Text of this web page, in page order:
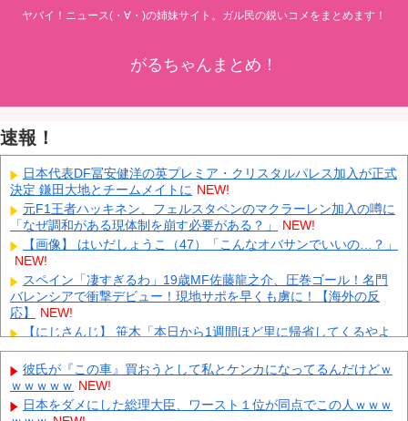
ヤバイ！ニュース(・∀・)の姉妹サイト。ガル民の鋭いコメをまとめます！
がるちゃんまとめ！
速報！
日本代表DF冨安健洋の英プレミア・クリスタルパレス加入が正式
決定 鎌田大地とチームメイトに NEW!
元F1王者ハッキネン、フェルスタペンのマクラーレン加入の噂に
「なぜ調和がある現体制を崩す必要がある？」
NEW!
【画像】 はいだしょうこ（47）「こんなオバサンでいいの…？」
NEW!
スペイン「凄すぎるわ」19歳MF佐藤龍之介、圧巻ゴール！名門
バレンシアで衝撃デビュー！現地サポを早くも虜に！【海外の反
応】
NEW!
【にじさんじ】 笹木「本日から1週間ほど里に帰省してくるやよ
～。久々に京都満喫してくるっ！」 NEW!
【鹿児島】 突然右折し路面電車と衝突 乗っていた男女3人は車を
放置しダッシュで逃走中
KDDI、楽天への回線貸し出し終了へ 都市部で9月末に NEW!
彼氏が『この車』買おうとして私とケンカになってるんだけどｗ
ｗｗｗｗｗ NEW!
日本をダメにした総理大臣、ワースト１位が同点でこの人ｗｗｗ